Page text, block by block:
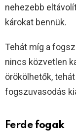
nehezebb
károkat bennük.
Tehát míg a
nincs közvetlen
örökölhetők,
fogszuvasodás
Ferde fogak